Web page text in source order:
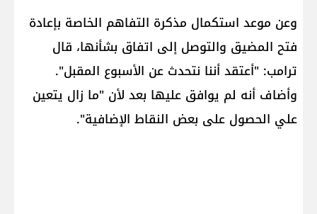
وعن موعد استكمال مذكرة التفاهم الخاصة بإعادة
فتح المضيق والتوصل إلى اتفاق بشأنها، قال
ترامب: "أعتقد أننا نتحدث عن الأسبوع المقبل".
وأضاف أنه لم يوافق عليها بعد لأن "ما زال يتعين
علي الحصول على بعض النقاط الإضافية".